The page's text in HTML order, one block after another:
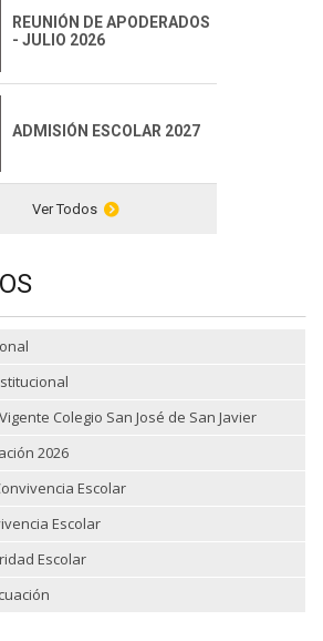
REUNIÓN DE APODERADOS
- JULIO 2026
ADMISIÓN ESCOLAR 2027
Ver Todos
Colegio San José de San Javier
2026
Escolar
Escolar
Escolar